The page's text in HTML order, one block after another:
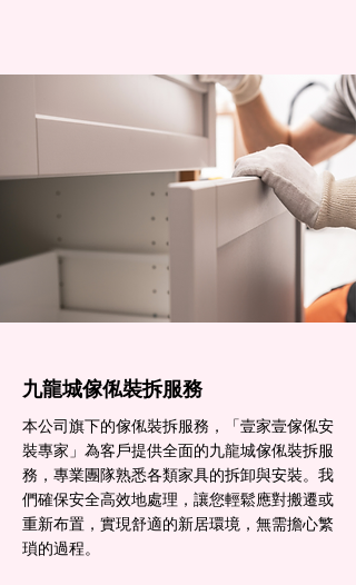
九龍城傢俬裝拆服務
本公司旗下的傢俬裝拆服務，「壹家壹傢俬安
裝專家」為客戶提供全面的九龍城傢俬裝拆服
務，專業團隊熟悉各類家具的拆卸與安裝。我
們確保安全高效地處理，讓您輕鬆應對搬遷或
重新布置，實現舒適的新居環境，無需擔心繁
瑣的過程。